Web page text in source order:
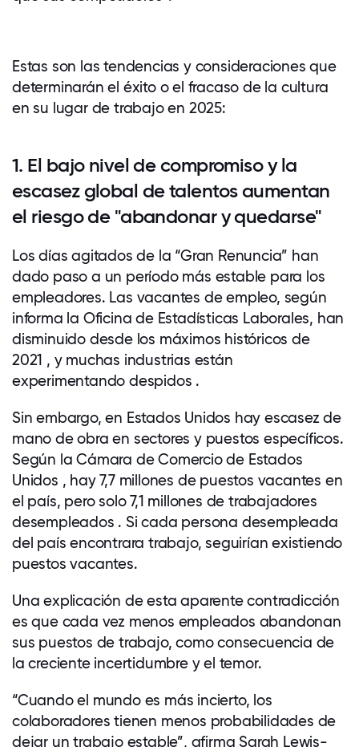
Estas son las tendencias y consideraciones que
determinarán el éxito o el fracaso de la cultura
en su lugar de trabajo en 2025:
1. El bajo nivel de compromiso y la
escasez global de talentos aumentan
el riesgo de "abandonar y quedarse"
Los días agitados de la “Gran Renuncia” han
dado paso a un período más estable para los
empleadores. Las vacantes de empleo, según
informa la Oficina de Estadísticas Laborales, han
disminuido desde los máximos históricos de
2021 , y muchas industrias están
experimentando despidos .
Sin embargo, en Estados Unidos hay escasez de
mano de obra en sectores y puestos específicos.
Según la Cámara de Comercio de Estados
Unidos , hay 7,7 millones de puestos vacantes en
el país, pero solo 7,1 millones de trabajadores
desempleados . Si cada persona desempleada
del país encontrara trabajo, seguirían existiendo
puestos vacantes.
Una explicación de esta aparente contradicción
es que cada vez menos empleados abandonan
sus puestos de trabajo, como consecuencia de
la creciente incertidumbre y el temor.
“Cuando el mundo es más incierto, los
colaboradores tienen menos probabilidades de
dejar un trabajo estable”, afirma Sarah Lewis-